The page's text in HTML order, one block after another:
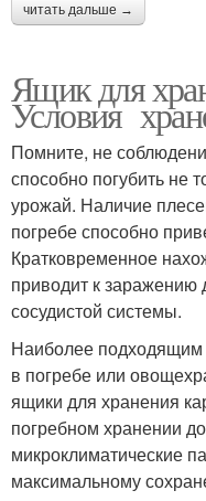
читать дальше →
Ящик для
Условия
Помните, не
способно погубить не
урожай. Наличие
погребе способно
Кратковременное
приводит к заражению
сосудистой системы.
Наиболее подходящим
в погребе или
ящики для хранения
погребном хранении
микроклиматические
максимальному